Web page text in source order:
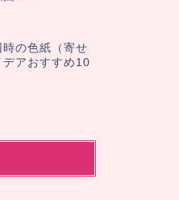
の色紙（寄せ
アおすすめ10